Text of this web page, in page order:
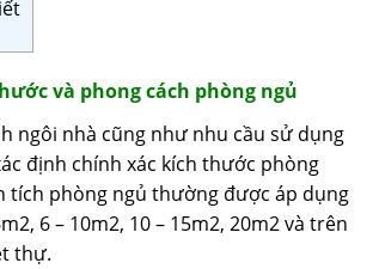
và phong cách phòng ngủ
ngôi nhà cũng như nhu cầu sử dụng
định chính xác kích thước phòng
tích phòng ngủ thường được áp dụng
6 – 10m2, 10 – 15m2, 20m2 và trên
thự.